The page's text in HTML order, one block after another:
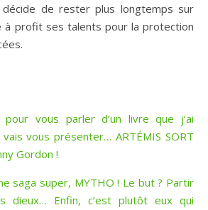
de rester plus longtemps sur
profit ses talents pour la protection
vous parler d’un livre que j’ai
vous présenter… ARTÉMIS SORT
Gordon !
saga super, MYTHO ! Le but ? Partir
dieux… Enfin, c’est plutôt eux qui